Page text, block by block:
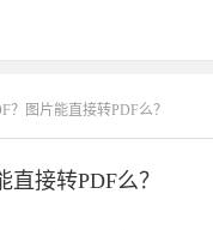
？图片能直接转PDF么？
接转PDF么？